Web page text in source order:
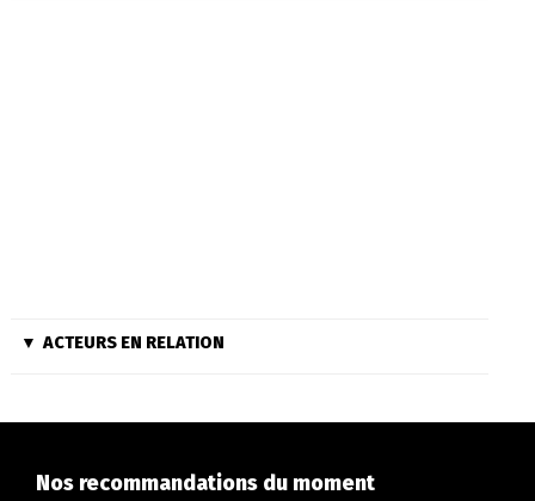
ACTEURS EN RELATION
Nos recommandations du moment